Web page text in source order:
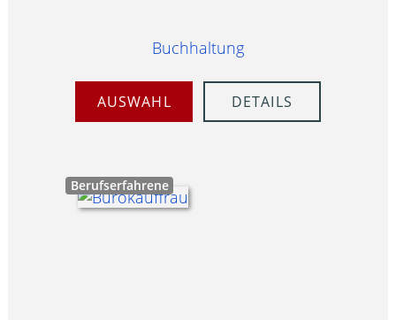
Buchhaltung
AUSWAHL DETAILS
Berufserfahrene